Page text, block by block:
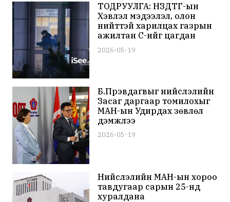
ТОДРУУЛГА: НЗДТГ-ын
Хэвлэл мэдээлэл, олон
нийттэй харилцах газрын
ажилтан С-ийг цагдан
хориогүй, мөрдөн шалгах
ажиллагаа үргэлжилж
2026-05-19
Б.Пүрэвдагвыг нийслэлийн
Засаг даргаар томилохыг
МАН-ын Удирдах зөвлөл
дэмжлээ
2026-05-19
Нийслэлийн МАН-ын хороо
тавдугаар сарын 25-нд
хуралдана